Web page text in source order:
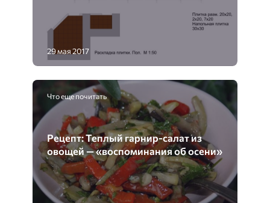
29 мая 2017
Что еще почитать
Рецепт: Теплый гарнир-салат из
овощей — «воспоминания об осени»